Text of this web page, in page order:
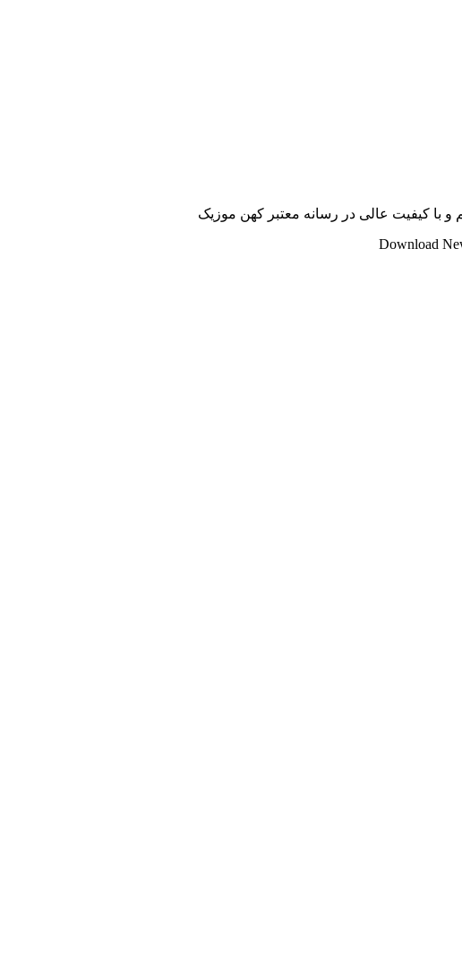
و با کیفیت عالی در رسانه معتبر کهن موزیک
Download